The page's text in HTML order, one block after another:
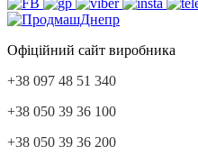
Офіційний сайт виробника
+38 097 48 51 340
+38 050 39 36 100
+38 050 39 36 200